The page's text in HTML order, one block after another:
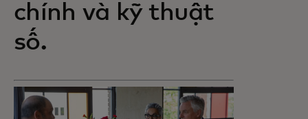
chính và kỹ thuật
số.